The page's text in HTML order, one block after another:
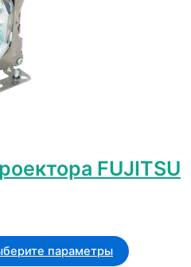
FUJITSU
параметры
Этот